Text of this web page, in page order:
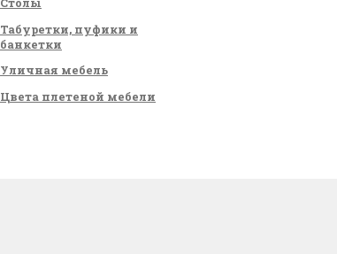
Табуретки, пуфики и
банкетки
Уличная мебель
Цвета плетеной мебели